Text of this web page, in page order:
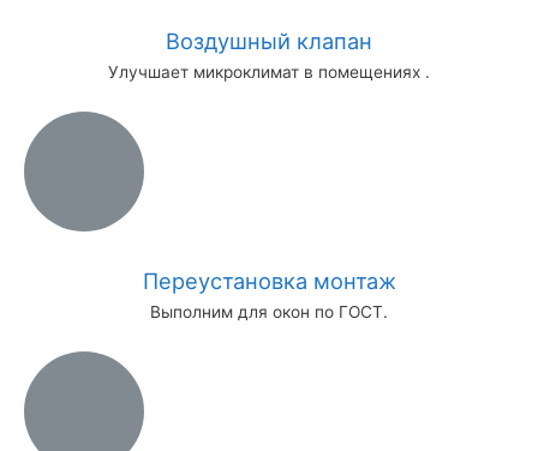
Воздушный клапан
Улучшает микроклимат в помещениях .
Переустановка монтаж
Выполним для окон по ГОСТ.